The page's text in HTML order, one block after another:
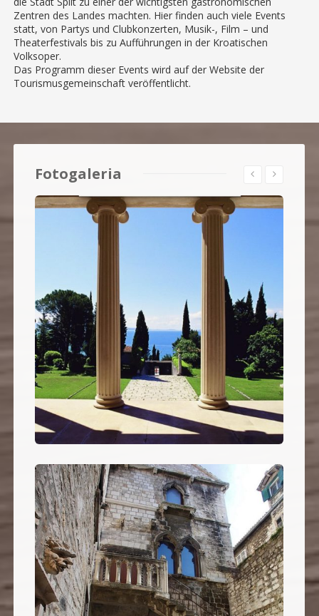
Zentren des Landes machten. Hier finden auch viele Events
statt, von Partys und Clubkonzerten, Musik-, Film – und
Theaterfestivals bis zu Aufführungen in der Kroatischen
Volksoper.
Das Programm dieser Events wird auf der Website der
Tourismusgemeinschaft veröffentlicht.
Fotogaleria